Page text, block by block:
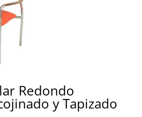
Redondo
y Tapizado